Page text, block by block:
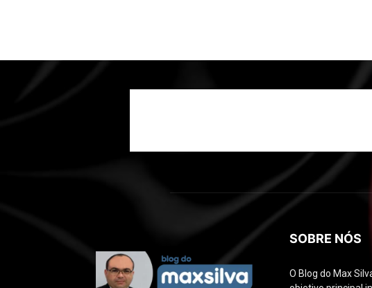
SOBRE NÓS
O Blog do Max